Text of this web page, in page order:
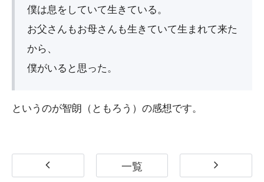
僕は息をしていて生きている。
お父さんもお母さんも生きていて生まれて来た
から、
僕がいると思った。
というのが智朗（ともろう）の感想です。
一覧